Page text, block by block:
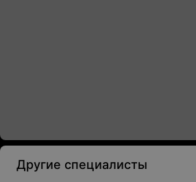
Другие специалисты